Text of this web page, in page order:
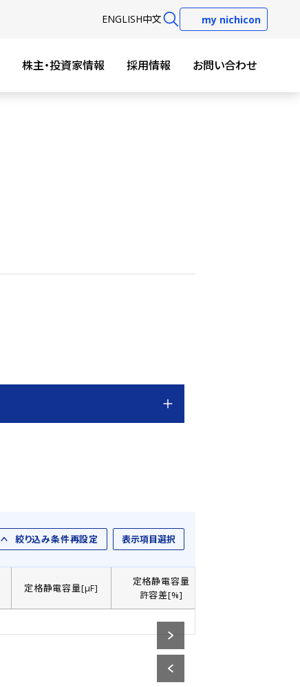
ENGLISH中文 my nichicon
株主・投資家情報 採用情報 お問い合わせ
絞り込み条件再設定 表示項目選択
定格静電容量[µF]
定格静電容量
許容差[%]